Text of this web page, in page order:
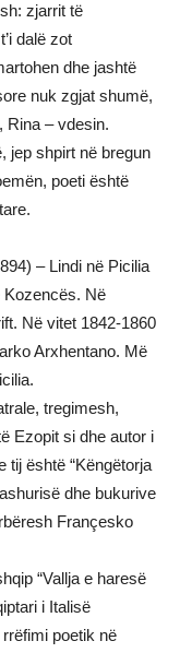
zjarrit të
dalë zot
dhe jashtë
nuk zgjat shumë,
Rina – vdesin.
jep shpirt në bregun
poeti është
– Lindi në Picilia
Kozencës. Në
Në vitet 1842-1860
Arxhentano. Më
tregimesh,
Ezopit si dhe autor i
tij është “Këngëtorja
dhe bukurive
Françesko
“Vallja e haresë
i Italisë
rrëfimi poetik në